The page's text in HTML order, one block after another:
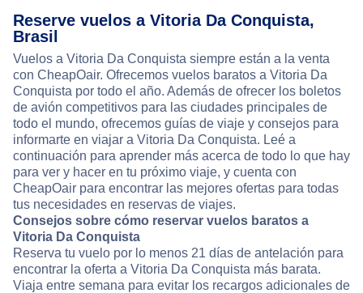
Reserve vuelos a Vitoria Da Conquista,
Brasil
Vuelos a Vitoria Da Conquista siempre están a la venta
con CheapOair. Ofrecemos vuelos baratos a Vitoria Da
Conquista por todo el año. Además de ofrecer los boletos
de avión competitivos para las ciudades principales de
todo el mundo, ofrecemos guías de viaje y consejos para
informarte en viajar a Vitoria Da Conquista. Leé a
continuación para aprender más acerca de todo lo que hay
para ver y hacer en tu próximo viaje, y cuenta con
CheapOair para encontrar las mejores ofertas para todas
tus necesidades en reservas de viajes.
Consejos sobre cómo reservar vuelos baratos a
Vitoria Da Conquista
Reserva tu vuelo por lo menos 21 días de antelación para
encontrar la oferta a Vitoria Da Conquista más barata.
Viaja entre semana para evitar los recargos adicionales de